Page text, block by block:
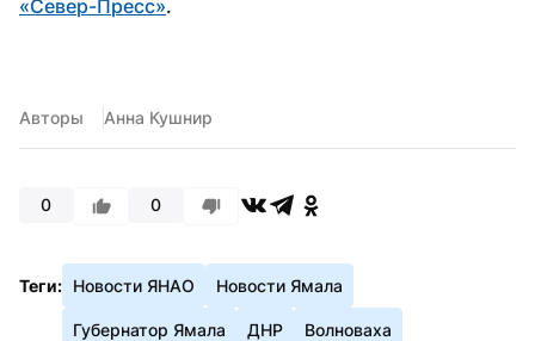
«Север-Пресс».
Авторы Анна Кушнир
0 0
Теги: Новости ЯНАО Новости Ямала
Губернатор Ямала ДНР Волноваха